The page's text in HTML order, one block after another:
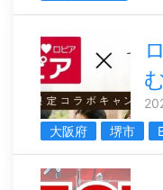
大阪府
堺市